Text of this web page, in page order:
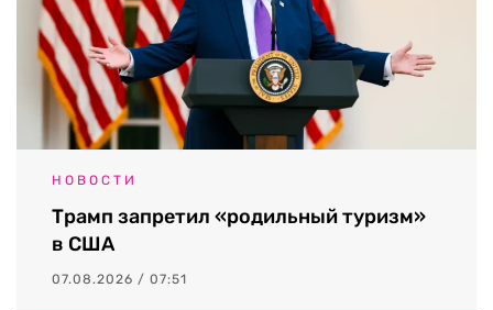
НОВОСТИ
Трамп запретил «родильный туризм»
в США
07.08.2026 / 07:51